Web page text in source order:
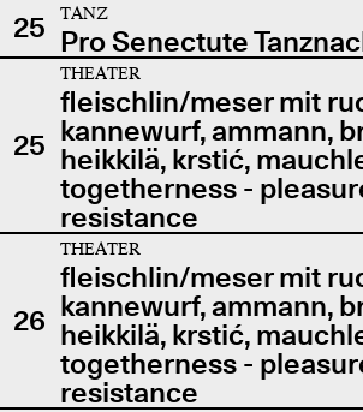
25
TANZ
Pro Senectute
25
THEATER
fleischlin/meser mit
kannewurf, ammann,
heikkilä, krstić,
togetherness -
resistance
26
THEATER
fleischlin/meser mit
kannewurf, ammann,
heikkilä, krstić,
togetherness -
resistance